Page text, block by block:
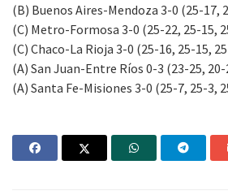
(B) Buenos Aires-Mendoza 3-0 (25-17,
(C) Metro-Formosa 3-0 (25-22, 25-15,
(C) Chaco-La Rioja 3-0 (25-16, 25-15,
(A) San Juan-Entre Ríos 0-3 (23-25, 20-
(A) Santa Fe-Misiones 3-0 (25-7, 25-3,